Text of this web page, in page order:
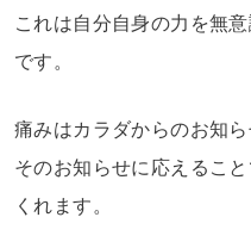
これは自分自身の力を無
です。
痛みはカラダからのお知ら
そのお知らせに応えるこ
くれます。